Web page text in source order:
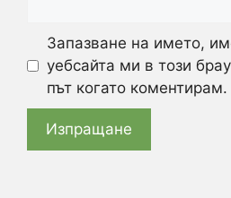
Запазване на името,
уебсайта ми в този
път когато коментирам.